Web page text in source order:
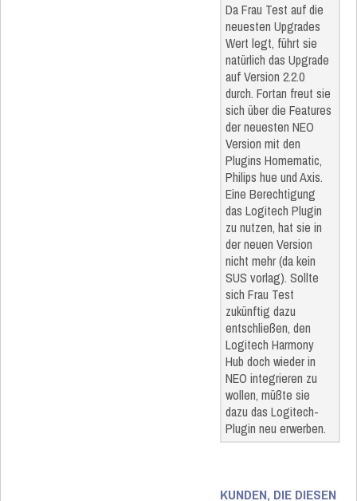
Da Frau Test auf die
neuesten Upgrades
Wert legt, führt sie
natürlich das Upgrade
auf Version 2.2.0
durch. Fortan freut sie
sich über die Features
der neuesten NEO
Version mit den
Plugins Homematic,
Philips hue und Axis.
Eine Berechtigung
das Logitech Plugin
zu nutzen, hat sie in
der neuen Version
nicht mehr (da kein
SUS vorlag). Sollte
sich Frau Test
zukünftig dazu
entschließen, den
Logitech Harmony
Hub doch wieder in
NEO integrieren zu
wollen, müßte sie
dazu das Logitech-
Plugin neu erwerben.
KUNDEN, DIE DIESEN